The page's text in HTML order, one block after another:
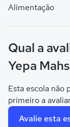
Alimentação
Qual a
Yepa
Esta escola não
primeiro a
Avalie esta